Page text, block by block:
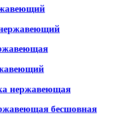
нержавеющая
бесшовная